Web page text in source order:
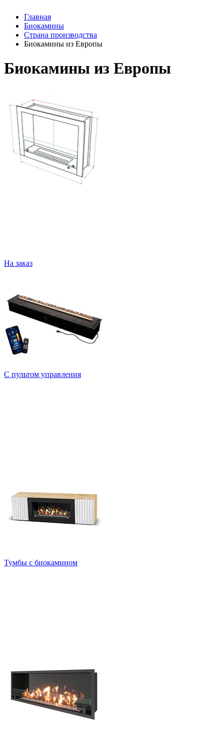
Главная
Биокамины
Страна производства
Биокамины из Европы
Биокамины из Европы
На заказ
С пультом управления
Тумбы с биокамином